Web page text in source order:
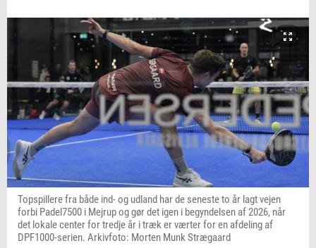
Topspillere fra både ind- og udland har de seneste to år lagt vejen
forbi Padel7500 i Mejrup og gør det igen i begyndelsen af 2026, når
det lokale center for tredje år i træk er værter for en afdeling af
DPF1000-serien. Arkivfoto: Morten Munk Strægaard